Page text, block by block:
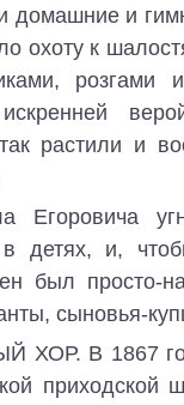
домашние и
охоту к
растили и
Егоровича
в детях, и,
был просто-
сыновья-
В 1867